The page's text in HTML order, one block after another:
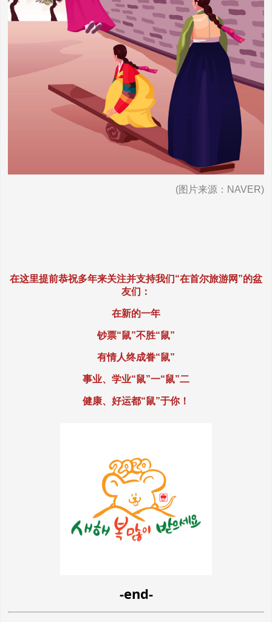
(图片来源：NAVER)
在这里提前恭祝多年来关注并支持我们“在首尔旅游网”的盆
友们：
在新的一年
钞票“鼠”不胜“鼠”
有情人终成眷“鼠”
事业、学业“鼠”一“鼠”二
健康、好运都“鼠”于你！
-end-